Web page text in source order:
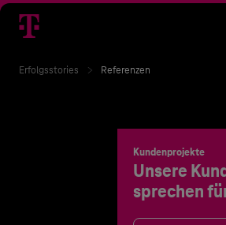
Erfolgsstories Referenzen
Kundenprojekte
Unsere
sprechen